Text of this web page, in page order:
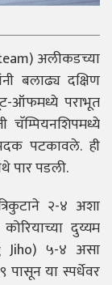
अलीकडच्या
बलाढ्य दक्षिण
ऑफमध्ये पराभूत
चॅम्पियनशिपमध्ये
पटकावले. ही
पार पडली.
२-४ अशा
दुय्यम
Jiho) ५-४ असा
या स्पर्धेवर